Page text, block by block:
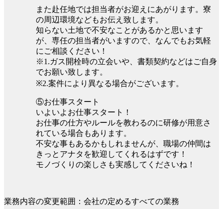
また赴任地では担当者がお迎えにあがります。寮
の周辺環境などもお伝え致します。
知らない土地で不安なことがあるかと思います
が、専任の担当者がいますので、なんでもお気軽
にご相談ください！
※1.ガス開栓時の立会いや、書類契約などはご自身
でお願い致します。
※2.案件により異なる場合がございます。
⑤お仕事スタート
いよいよお仕事スタート！
お仕事の仕方やルールを教わるのに研修が用意さ
れている場合もあります。
不安な事もあるかもしれませんが、職場の仲間は
きっとアナタを歓迎してくれるはずです！
モノづくりの楽しさも実感してくださいね！
業務内容の変更範囲：会社の定めるすべての業務